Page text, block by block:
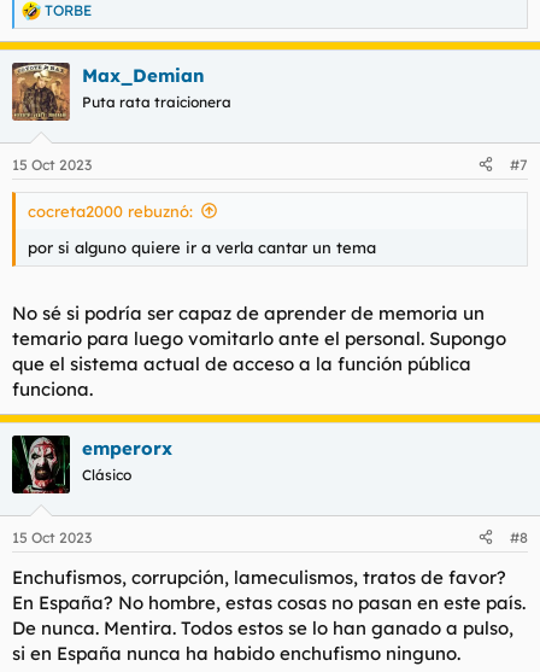
R
e
a
c
c
i
e
s
TORBE
Max_Demian
Puta rata traicionera
15 Oct 2023 #7
cocreta2000 rebuznó:
por si alguno quiere ir a verla cantar un tema
No sé si podría ser capaz de aprender de memoria un
temario para luego vomitarlo ante el personal. Supongo
que el sistema actual de acceso a la función pública
funciona.
emperorx
Clásico
15 Oct 2023 #8
Enchufismos, corrupción, lameculismos, tratos de favor?
En España? No hombre, estas cosas no pasan en este país.
De nunca. Mentira. Todos estos se lo han ganado a pulso,
si en España nunca ha habido enchufismo ninguno.